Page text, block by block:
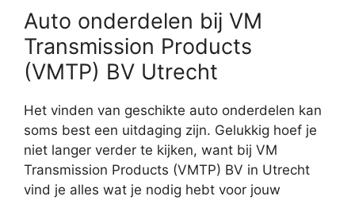
Auto onderdelen bij VM
Transmission Products
(VMTP) BV Utrecht
Het vinden van geschikte auto onderdelen kan
soms best een uitdaging zijn. Gelukkig hoef je
niet langer verder te kijken, want bij VM
Transmission Products (VMTP) BV in Utrecht
vind je alles wat je nodig hebt voor jouw